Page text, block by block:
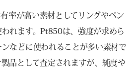
率が高い素材としてリングやペン
れます。Pt850は、強度が求めら
などに使われることが多い素材で
品として査定されますが、純度や